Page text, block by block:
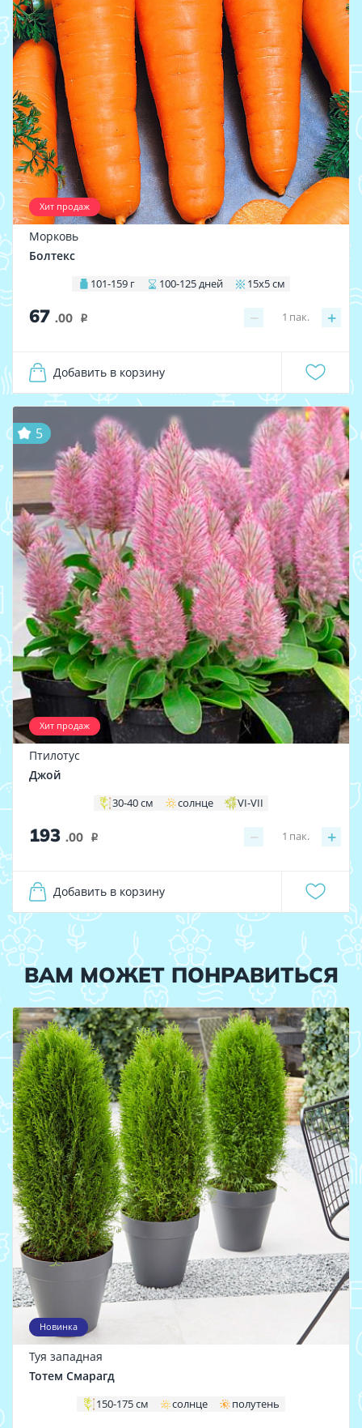
Хит продаж
Морковь
Болтекс
101-159 г 100-125 дней 15х5 см
67 .00 i − +
1 пак.
Добавить в корзину
Хит продаж
5
Птилотус
Джой
30-40 см солнце VI-VII
193 .00 i − +
1 пак.
Добавить в корзину
ВАМ МОЖЕТ ПОНРАВИТЬСЯ
Новинка
Туя западная
Тотем Смарагд
150-175 см солнце полутень